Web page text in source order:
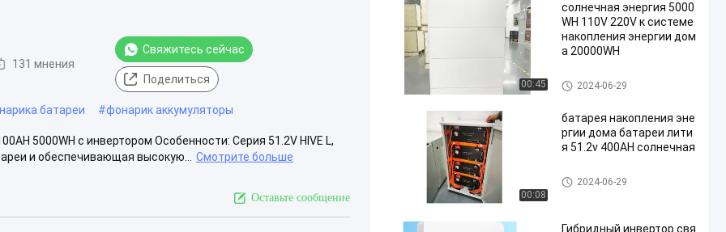
131 мнения
Свяжитесь сейчас
Поделиться
батареи #фонарик аккумуляторы
5000WH с инвертором Особенности: Серия 51.2V HIVE L,
и обеспечивающая высокую...
Смотрите больше
Оставьте сообщение
00:45
солнечная энергия 5000
WH 110V 220V к системе
накопления энергии дом
а 20000WH
система хранения солнечной
энергии
2024-06-29
00:08
батарея накопления эне
ргии дома батареи лити
я 51.2v 400AH солнечная
система хранения солнечной
энергии
2024-06-29
Гибридный инвертор свя